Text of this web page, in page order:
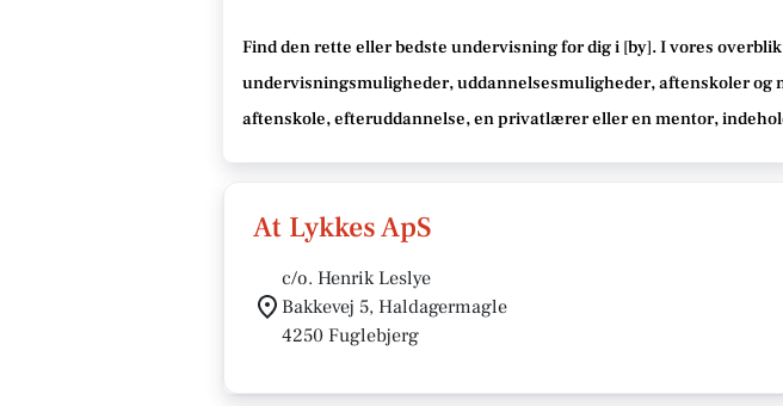
Find den rette eller bedste undervisningfor dig i [by]. I vores
undervisningsmuligheder, uddannelsesmuligheder, aftenskoler og
aftenskole, efteruddannelse, en privatlærer eller en mentor,
At Lykkes ApS
c/o. Henrik Leslye
Bakkevej 5, Haldagermagle
4250 Fuglebjerg